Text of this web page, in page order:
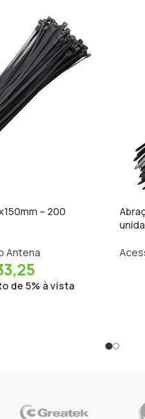
– 200
Antena
de 5% à vista